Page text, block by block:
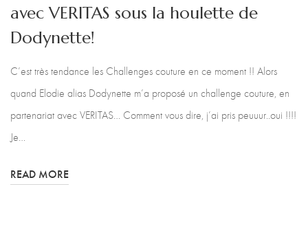
avec VERITAS sous la houlette de
Dodynette!
C’est très tendance les Challenges couture en ce moment !! Alors
quand Elodie alias Dodynette m’a proposé un challenge couture, en
partenariat avec VERITAS… Comment vous dire, j’ai pris peuuur..oui !!!!
Je…
READ MORE